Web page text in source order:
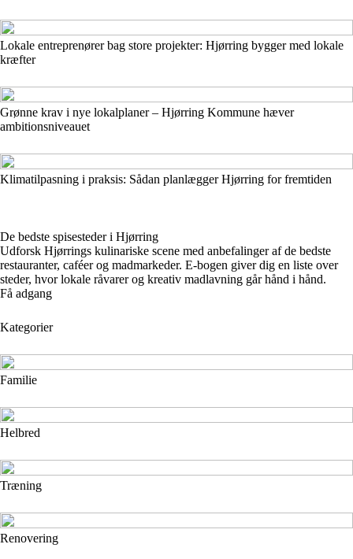
Lokale entreprenører bag store projekter: Hjørring bygger med lokale
kræfter
Grønne krav i nye lokalplaner – Hjørring Kommune hæver
ambitionsniveauet
Klimatilpasning i praksis: Sådan planlægger Hjørring for fremtiden
De bedste spisesteder i Hjørring
Udforsk Hjørrings kulinariske scene med anbefalinger af de bedste
restauranter, caféer og madmarkeder. E-bogen giver dig en liste over
steder, hvor lokale råvarer og kreativ madlavning går hånd i hånd.
Få adgang
Kategorier
Familie
Helbred
Træning
Renovering